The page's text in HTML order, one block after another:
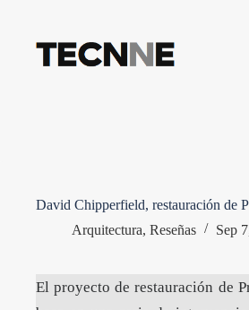
contenido
David Chipperfield, restauración de
Arquitectura, Reseñas Sep
El proyecto de restauración de